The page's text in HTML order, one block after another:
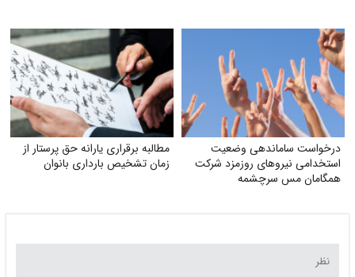
درخواست ساماندهی وضعیت
استخدامی نیروهای روزمزد شرکت
همگامان مس سرچشمه
مطالبه برقراری یارانه حق پرستار از
زمان تشخیص بارداری بانوان